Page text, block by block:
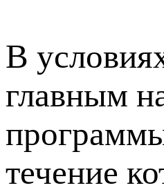
В
главным
течение